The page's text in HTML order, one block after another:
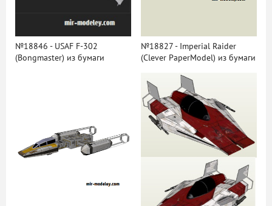
№18846 - USAF F-302
(Bongmaster) из бумаги
№18827 - Imperial Raider
(Clever PaperModel) из бумаги